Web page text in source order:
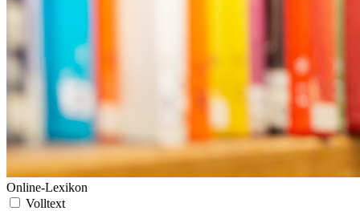
Online-Lexikon
Volltext